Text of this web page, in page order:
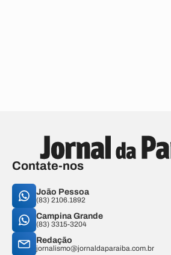
Contate-nos
João Pessoa
(83) 2106.1892
Campina Grande
(83) 3315-3204
Redação
jornalismo@jornaldaparaiba.com.br